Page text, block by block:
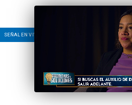
SEÑAL EN VIVO